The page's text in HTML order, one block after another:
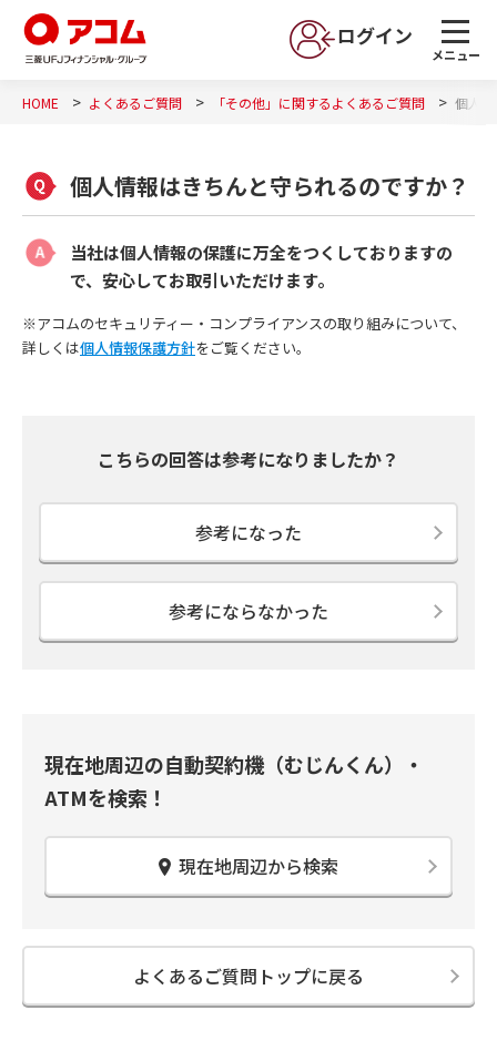
ログイン
メニュー
HOME よくあるご質問 「その他」に関するよくあるご質問 個人
個人情報はきちんと守られるのですか？
当社は個人情報の保護に万全をつくしておりますの
で、安心してお取引いただけます。
※アコムのセキュリティー・コンプライアンスの取り組みについて、
詳しくは個人情報保護方針をご覧ください。
こちらの回答は参考になりましたか？
参考になった
参考にならなかった
現在地周辺の自動契約機（むじんくん）・
ATMを検索！
現在地周辺から検索
よくあるご質問トップに戻る